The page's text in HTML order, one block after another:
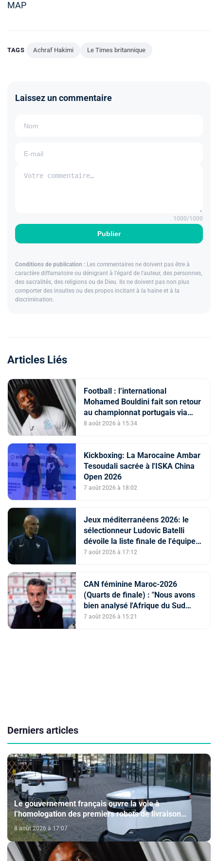
MAP
TAGS Achraf Hakimi Le Times britannique
Laissez un commentaire
Publier
1000/1000
Conditions de publication : Les commentaires ne doivent pas être à
caractère diffamatoire ou dénigrant à l'égard de l'auteur, des personnes,
des sacralités, des religions ou de Dieu. Ils ne doivent pas non plus
comporter des insultes ou des propos incitant à la haine et à la
discrimination.
Articles Liés
Football : l’international
Mohamed Bouldini fait son retour
au championnat portugais via
l’Académico de Viseu
8 août 2026 à 15:34
Kickboxing: La Marocaine Ambar
Tesoudali sacrée à l'ISKA China
Open 2026
7 août 2026 à 18:02
Jeux méditerranéens 2026: le
sélectionneur Ludovic Batelli
dévoile la liste finale de l'équipe
nationale U20
7 août 2026 à 17:12
CAN féminine Maroc-2026
(Quarts de finale) : "Nous avons
bien analysé l'Afrique du Sud
pour aller chercher la victoire"
7 août 2026 à 15:21
Derniers articles
Le gouvernement français ouvre la voie à
l’homologation des premiers robots de livraison
autonome
8 août 2026 à 17:07